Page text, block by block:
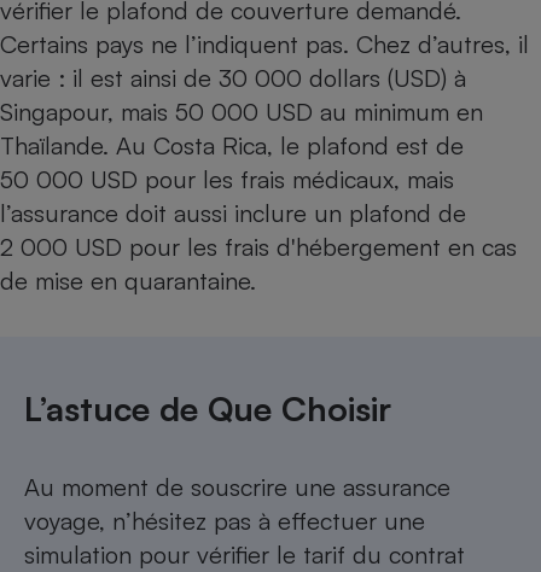
vérifier le plafond de couverture demandé.
Certains pays ne l’indiquent pas. Chez d’autres, il
varie : il est ainsi de 30 000 dollars (USD) à
Singapour, mais 50 000 USD au minimum en
Thaïlande. Au Costa Rica, le plafond est de
50 000 USD pour les frais médicaux, mais
l’assurance doit aussi inclure un plafond de
2 000 USD pour les frais d'hébergement en cas
de mise en quarantaine.
L’astuce de Que Choisir
Au moment de souscrire une assurance
voyage, n’hésitez pas à effectuer une
simulation pour vérifier le tarif du contrat